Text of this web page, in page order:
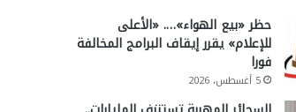
حظر «بيع الهواء»…. «الأعلى
للإعلام» يقرر إيقاف البرامج المخالفة
فورا
5 أغسطس، 2026